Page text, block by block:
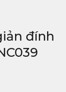
đính